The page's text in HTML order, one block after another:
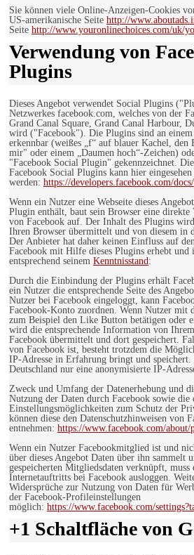
Sie können viele Online-Anzeigen-Cookies
US-amerikanische Seite http://
Seite http://www.youronlinechoices.com/uk/
Verwendung von
Plugins
Dieses Angebot verwendet Social Plugins
Netzwerkes facebook.com, welches von der
Grand Canal Square, Grand Canal Harbour,
wird ("Facebook"). Die Plugins sind an
erkennbar (weißes „f“ auf blauer Kachel,
mir" oder einem „Daumen hoch“-Zeichen)
"Facebook Social Plugin" gekennzeichnet.
Facebook Social Plugins kann hier eingesehen
werden: https://developers.facebook.com/
Wenn ein Nutzer eine Webseite dieses
Plugin enthält, baut sein Browser eine
von Facebook auf. Der Inhalt des Plugins
Ihren Browser übermittelt und von diesem in
Der Anbieter hat daher keinen Einfluss auf
Facebook mit Hilfe dieses Plugins erhebt
entsprechend seinem Kenntnisstand:
Durch die Einbindung der Plugins erhält
ein Nutzer die entsprechende Seite des
Nutzer bei Facebook eingeloggt, kann
Facebook-Konto zuordnen. Wenn Nutzer mit
zum Beispiel den Like Button betätigen oder
wird die entsprechende Information von
Facebook übermittelt und dort gespeichert.
von Facebook ist, besteht trotzdem die
IP-Adresse in Erfahrung bringt und
Deutschland nur eine anonymisierte IP-
Zweck und Umfang der Datenerhebung und
Nutzung der Daten durch Facebook sowie die
Einstellungsmöglichkeiten zum Schutz der
können diese den Datenschutzhinweisen von
entnehmen: https://www.facebook.com/about/
Wenn ein Nutzer Facebookmitglied ist und
über dieses Angebot Daten über ihn sammelt
gespeicherten Mitgliedsdaten verknüpft, muss
Internetauftritts bei Facebook ausloggen.
Widersprüche zur Nutzung von Daten für
der Facebook-Profileinstellungen
möglich: https://www.facebook.com/
+1 Schaltfläche von